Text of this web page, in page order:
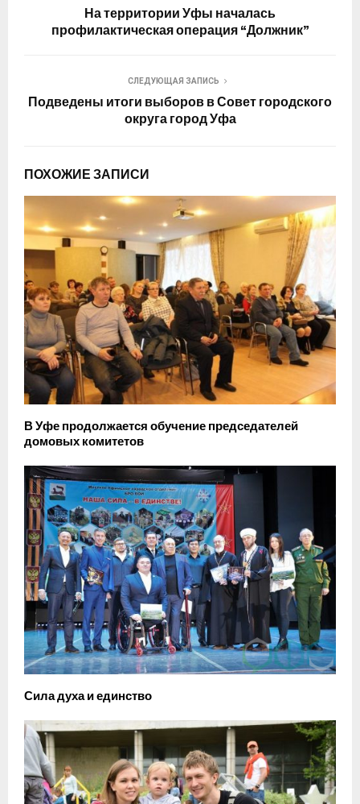
На территории Уфы началась
профилактическая операция “Должник”
СЛЕДУЮЩАЯ ЗАПИСЬ
Подведены итоги выборов в Совет городского
округа город Уфа
ПОХОЖИЕ ЗАПИСИ
В Уфе продолжается обучение председателей
домовых комитетов
Сила духа и единство